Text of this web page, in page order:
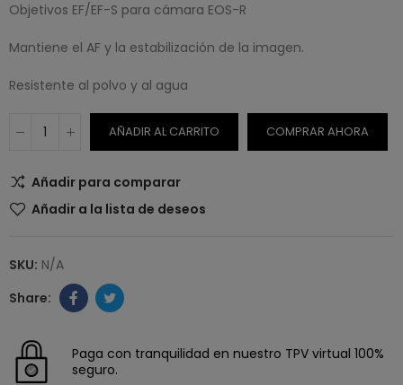
Objetivos EF/EF-S para cámara EOS-R
Mantiene el AF y la estabilización de la imagen.
Resistente al polvo y al agua
AÑADIR AL CARRITO COMPRAR AHORA
Añadir para comparar
Añadir a la lista de deseos
SKU: N/A
Paga con tranquilidad en nuestro TPV virtual 100%
seguro.